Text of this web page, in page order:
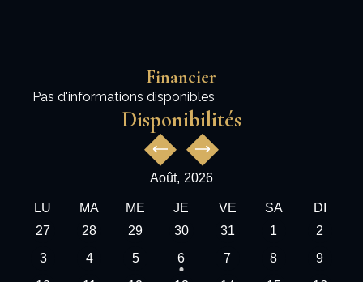
Financier
Pas d'informations disponibles
Disponibilités
Août, 2026
LU MA ME JE VE SA
DI
27
28 29 30 31 1
2
3
4 5 6 7 8
9